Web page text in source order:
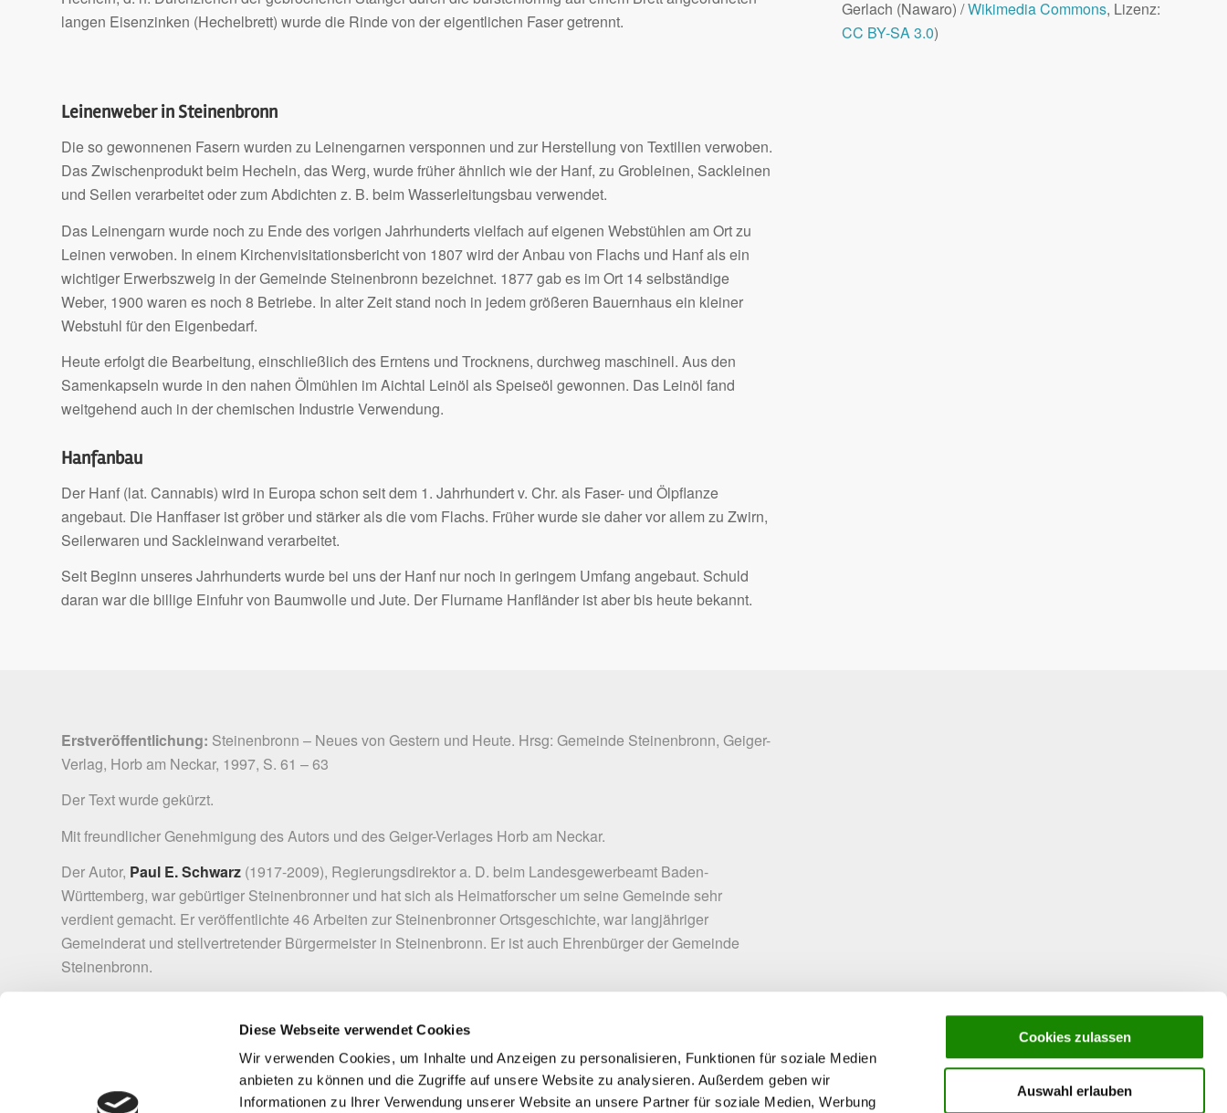
Diese Webseite verwendet Cookies
Wir verwenden Cookies, um Inhalte und Anzeigen zu personalisieren, Funktionen für soziale Medien
anbieten zu können und die Zugriffe auf unsere Website zu analysieren. Außerdem geben wir
Informationen zu Ihrer Verwendung unserer Website an unsere Partner für soziale Medien, Werbung
Cookies zulassen
Auswahl erlauben
langen Eisenzinken (Hechelbrett) wurde die Rinde von der eigentlichen Faser getrennt.
Gerlach (Nawaro) /Wikimedia Commons, Lizenz:
CC BY-SA 3.0)
Leinenweber in Steinenbronn
Die so gewonnenen Fasern wurden zu Leinengarnen versponnen und zur Herstellung von Textilien verwoben.
Das Zwischenprodukt beim Hecheln, das Werg, wurde früher ähnlich wie der Hanf, zu Grobleinen, Sackleinen
und Seilen verarbeitet oder zum Abdichten z. B. beim Wasserleitungsbau verwendet.
Das Leinengarn wurde noch zu Ende des vorigen Jahrhunderts vielfach auf eigenen Webstühlen am Ort zu
Leinen verwoben. In einem Kirchenvisitationsbericht von 1807 wird der Anbau von Flachs und Hanf als ein
wichtiger Erwerbszweig in der Gemeinde Steinenbronn bezeichnet. 1877 gab es im Ort 14 selbständige
Weber, 1900 waren es noch 8 Betriebe. In alter Zeit stand noch in jedem größeren Bauernhaus ein kleiner
Webstuhl für den Eigenbedarf.
Heute erfolgt die Bearbeitung, einschließlich des Erntens und Trocknens, durchweg maschinell. Aus den
Samenkapseln wurde in den nahen Ölmühlen im Aichtal Leinöl als Speiseöl gewonnen. Das Leinöl fand
weitgehend auch in der chemischen Industrie Verwendung.
Hanfanbau
Der Hanf (lat. Cannabis) wird in Europa schon seit dem 1. Jahrhundert v. Chr. als Faser- und Ölpflanze
angebaut. Die Hanffaser ist gröber und stärker als die vom Flachs. Früher wurde sie daher vor allem zu Zwirn,
Seilerwaren und Sackleinwand verarbeitet.
Seit Beginn unseres Jahrhunderts wurde bei uns der Hanf nur noch in geringem Umfang angebaut. Schuld
daran war die billige Einfuhr von Baumwolle und Jute. Der Flurname Hanfländer ist aber bis heute bekannt.
Erstveröffentlichung: Steinenbronn – Neues von Gestern und Heute. Hrsg: Gemeinde Steinenbronn, Geiger-
Verlag, Horb am Neckar, 1997, S. 61 – 63
Der Text wurde gekürzt.
Mit freundlicher Genehmigung des Autors und desGeiger-Verlages Horb am Neckar.
Der Autor, Paul E. Schwarz (1917-2009), Regierungsdirektor a. D. beim Landesgewerbeamt Baden-
Württemberg, war gebürtiger Steinenbronner und hat sich als Heimatforscher um seine Gemeinde sehr
verdient gemacht. Er veröffentlichte 46 Arbeiten zur Steinenbronner Ortsgeschichte, war langjähriger
Gemeinderat und stellvertretender Bürgermeister in Steinenbronn. Er ist auch Ehrenbürger der Gemeinde
Steinenbronn.